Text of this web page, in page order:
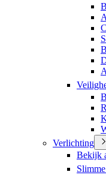
Verlichting
Bekijk